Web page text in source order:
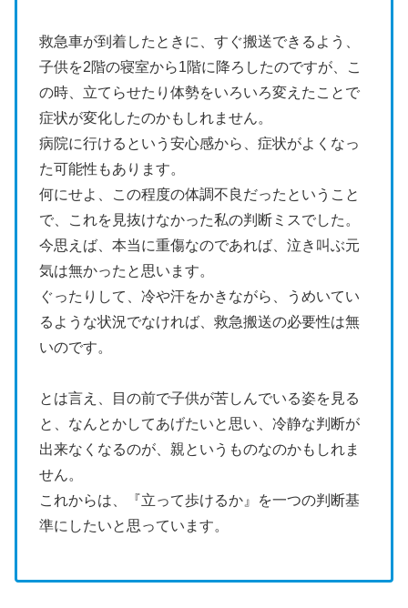
救急車が到着したときに、すぐ搬送できるよう、
子供を2階の寝室から1階に降ろしたのですが、こ
の時、立てらせたり体勢をいろいろ変えたことで
症状が変化したのかもしれません。
病院に行けるという安心感から、症状がよくなっ
た可能性もあります。
何にせよ、この程度の体調不良だったということ
で、これを見抜けなかった私の判断ミスでした。
今思えば、本当に重傷なのであれば、泣き叫ぶ元
気は無かったと思います。
ぐったりして、冷や汗をかきながら、うめいてい
るような状況でなければ、救急搬送の必要性は無
いのです。
とは言え、目の前で子供が苦しんでいる姿を見る
と、なんとかしてあげたいと思い、冷静な判断が
出来なくなるのが、親というものなのかもしれま
せん。
これからは、『立って歩けるか』を一つの判断基
準にしたいと思っています。